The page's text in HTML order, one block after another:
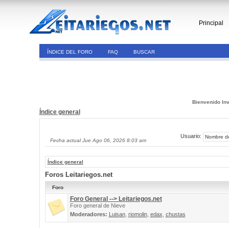
Principal
ÍNDICE DEL FORO FAQ BUSCAR
Bienvenido
Índice general
Fecha actual Jue Ago 06, 2026 8:03 am
Usuario:
Índice general
Foros Leitariegos.net
Foro
Foro General --> Leitariegos.net
Foro general de Nieve
Moderadores: Luisan, riomolin, edax chustas